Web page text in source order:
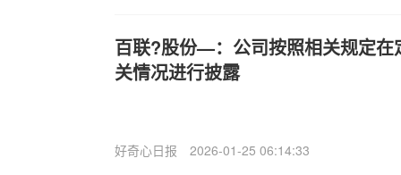
百联?股份—：公司按照相关规定在
关情况进行披露
好奇心日报 2026-01-25 06:14:33